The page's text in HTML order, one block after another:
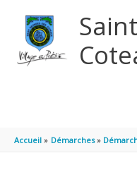
Accueil Démarches